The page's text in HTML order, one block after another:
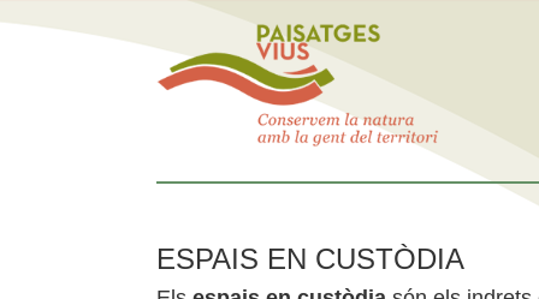
ESPAIS EN CUSTÒDIA